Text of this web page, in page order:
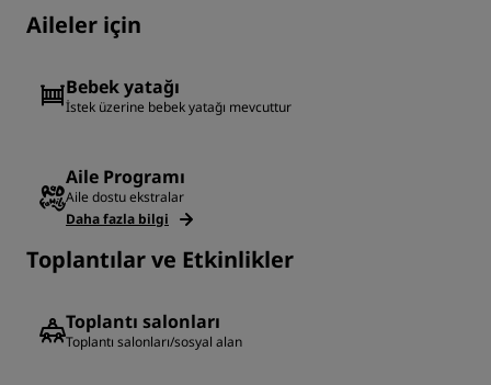
Aileler için
Bebek yatağı
İstek üzerine bebek yatağı mevcuttur
Aile Programı
Aile dostu ekstralar
Daha fazla bilgi
Toplantılar ve Etkinlikler
Toplantı salonları
Toplantı salonları/sosyal alan